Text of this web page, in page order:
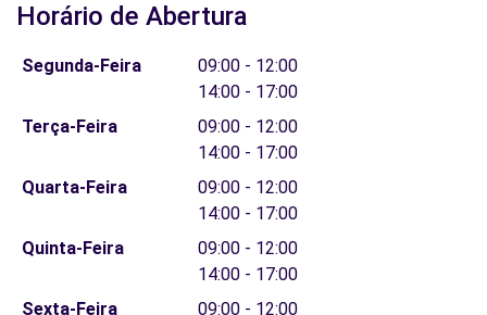
Horário de Abertura
Segunda-Feira
09:00 - 12:00
14:00 - 17:00
Terça-Feira
09:00 - 12:00
14:00 - 17:00
Quarta-Feira
09:00 - 12:00
14:00 - 17:00
Quinta-Feira
09:00 - 12:00
14:00 - 17:00
Sexta-Feira
09:00 - 12:00